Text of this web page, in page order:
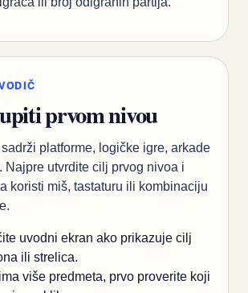
prvom nivou
platforme, logičke igre, arkade
Najpre utvrdite cilj prvog nivoa i
koristi miš, tastaturu ili kombinaciju
uvodni ekran ako prikazuje cilj
ili strelica.
više predmeta, prvo proverite koji